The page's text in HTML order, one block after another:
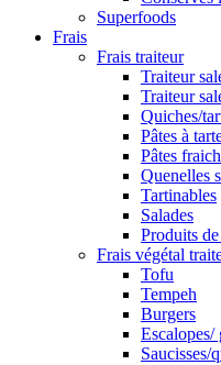
Superfoods
Frais
Frais traiteur
Traiteur
Traiteur
Quiches/
Pâtes à
Pâtes
Quenelles
Tartinables
Salades
Produits
Frais végétal
Tofu
Tempeh
Burgers
Escalopes/
Saucisses/